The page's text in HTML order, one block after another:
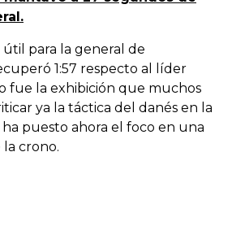
para la general de
1:57 respecto al líder
fue la exhibición que muchos
ya la táctica del danés en la
puesto ahora el foco en una
la crono.